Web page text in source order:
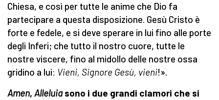
Chiesa, e così per tutte le anime che Dio fa
partecipare a questa disposizione. Gesù Cristo è
forte e fedele, e si deve sperare in lui fino alle porte
degli Inferi; che tutto il nostro cuore, tutte le
nostre viscere, fino al midollo delle nostre ossa
gridino a lui: Vieni, Signore Gesù, vieni!».
Amen, Alleluiasono i due grandi clamori che si